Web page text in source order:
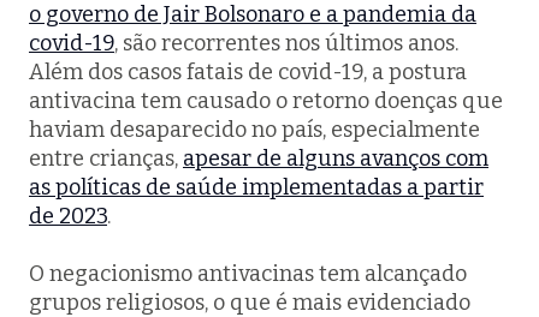
o governo de Jair Bolsonaro e a pandemia da
covid-19, são recorrentes nos últimos anos.
Além dos casos fatais de covid-19, a postura
antivacina tem causado o retorno doenças que
haviam desaparecido no país, especialmente
entre crianças, apesar de alguns avanços com
as políticas de saúde implementadas a partir
de 2023.
O negacionismo antivacinas tem alcançado
grupos religiosos, o que é mais evidenciado